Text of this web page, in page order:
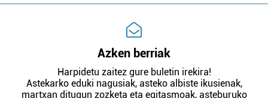
Azken berriak
Harpidetu zaitez gure buletin irekira!
Astekarko eduki nagusiak, asteko albiste ikusienak,
martxan ditugun zozketa eta egitasmoak, asteburuko